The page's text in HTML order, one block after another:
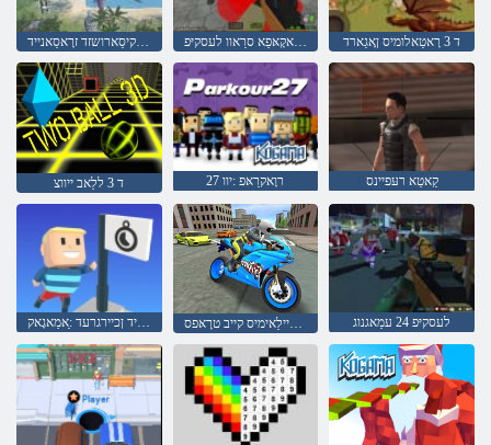
טלעוו לַאוויוורוס קיסַארושזד זרָאסַאנייד עיבמָאז עסּפילַאקָאּפַא סרַאוו לעסקיּפ ד 3 רָאטַאלומיס ןָאגַארד
ד 3 ללַאב ייווצ 27 רוָאקרַאּפ :יוו קַאטַא רעּפיינס
ןָאפ יד ןכיירגרעד :ַאמַאגָאק ד 3 טפירד רעטיילַאימיס קייב טרָאּפס לעסקיּפ 24 עמַאגנוג